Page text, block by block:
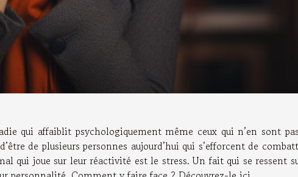
qui affaiblit psychologiquement même ceux qui n’en sont
de plusieurs personnes aujourd’hui qui s’efforcent de
qui joue sur leur réactivité est le stress. Un fait qui se ressent